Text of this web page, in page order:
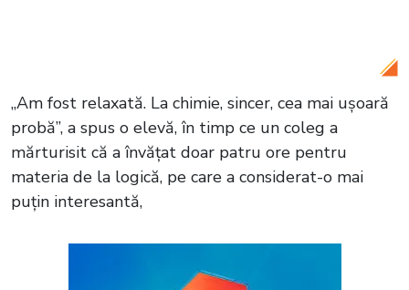
„Am fost relaxată. La chimie, sincer, cea mai ușoară
probă”, a spus o elevă, în timp ce un coleg a
mărturisit că a învățat doar patru ore pentru
materia de la logică, pe care a considerat-o mai
puțin interesantă,